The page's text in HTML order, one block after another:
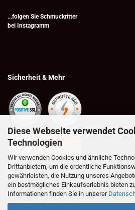
Diese Webseite verwendet
Technologien
Wir verwenden Cookies und ähnliche
Drittanbietern, um die ordentliche
gewährleisten, die Nutzung unseres
ein bestmögliches Einkaufserlebnis bieten
Informationen finden Sie in unserer
...folgen Sie Schmuckritter
bei Instagramm
Sicherheit & Mehr
Vertrag widerrufen